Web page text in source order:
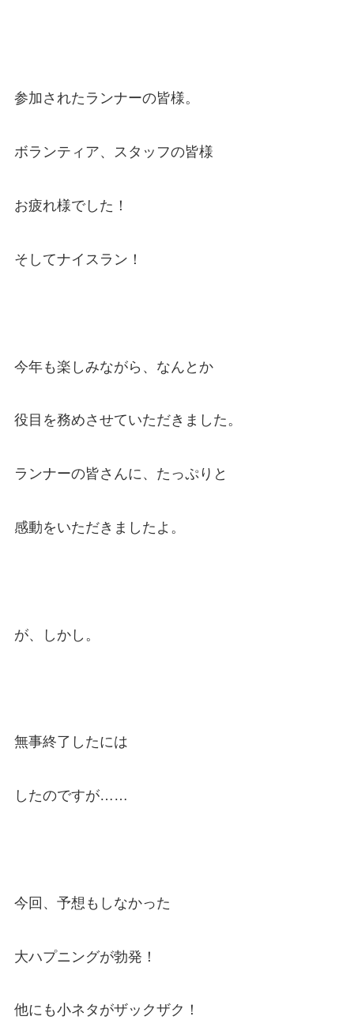
参加されたランナーの皆様。
ボランティア、スタッフの皆様
お疲れ様でした！
そしてナイスラン！
今年も楽しみながら、なんとか
役目を務めさせていただきました。
ランナーの皆さんに、たっぷりと
感動をいただきましたよ。
が、しかし。
無事終了したには
したのですが……
今回、予想もしなかった
大ハプニングが勃発！
他にも小ネタがザックザク！